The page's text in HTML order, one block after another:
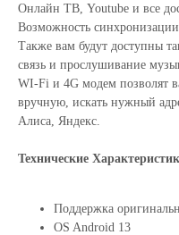
Онлайн ТВ, Youtube и все
Возможность
Также вам будут доступны
связь и прослушивание
WI-Fi и 4G модем позволят
вручную, искать нужный
Алиса, Яндекс.
Технические
Поддержка
OS Android 13